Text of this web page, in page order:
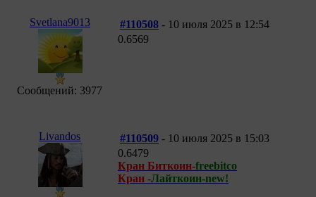
Svetlana9013
Сообщений: 3977
#110508 - 10 июля 2025 в 12:54
0.6569
Livandos #110509 - 10 июля 2025 в 15:03
0.6479
Кран Биткоин-freebitco
Кран -Лайткоин-new!